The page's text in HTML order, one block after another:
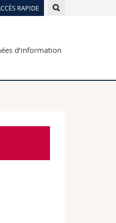
RAPIDE
d’information